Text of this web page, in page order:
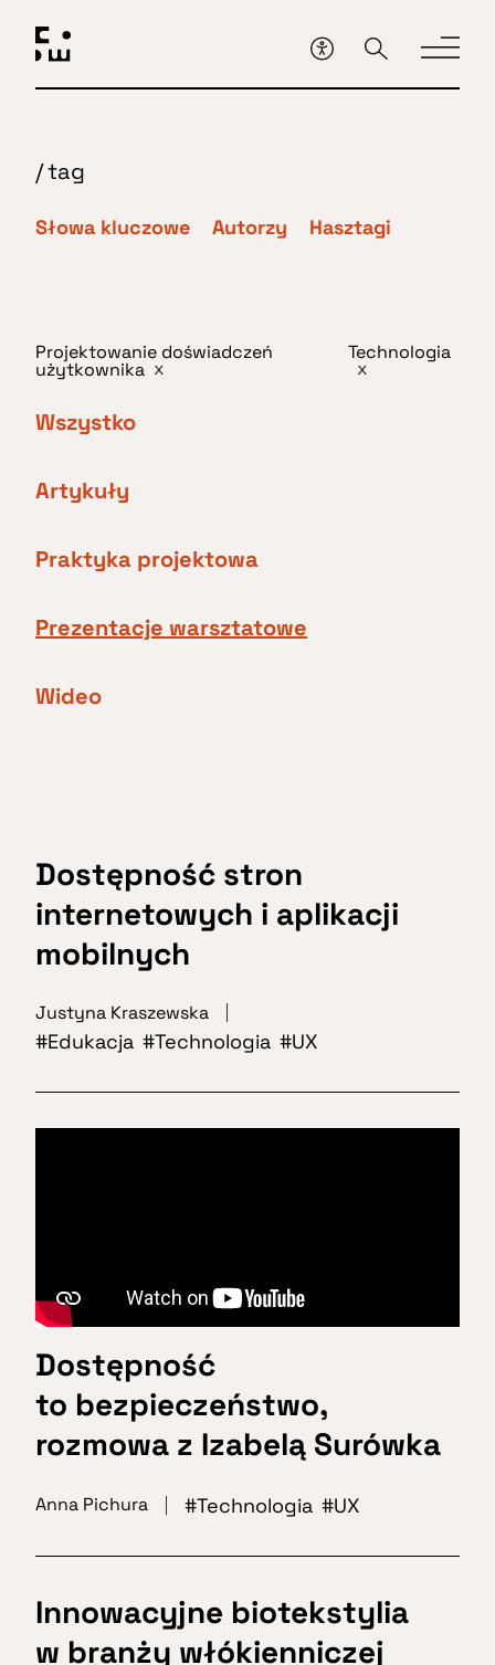
głównej
treści
/tag
Słowa kluczowe Autorzy Hasztagi
Projektowanie doświadczeń
użytkownika x
Technologia
x
Wszystko
Artykuły
Praktyka projektowa
Prezentacje warsztatowe
Wideo
Dostępność stron
internetowych i aplikacji
mobilnych
Justyna Kraszewska
Edukacja Technologia UX
Dostępność
to bezpieczeństwo,
rozmowa z Izabelą Surówka
Anna Pichura Technologia UX
Innowacyjne biotekstylia
w branży włókienniczej